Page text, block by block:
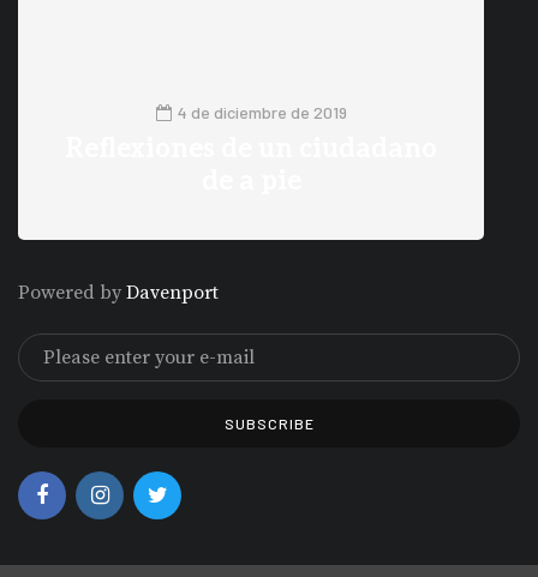
4 de diciembre de 2019
Powered by Davenport
SUBSCRIBE